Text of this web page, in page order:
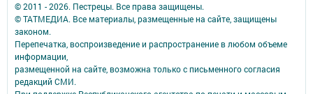
© 2011 - 2026. Пестрецы. Все права защищены.
© ТАТМЕДИА. Все материалы, размещенные на сайте, защищены
законом.
Перепечатка, воспроизведение и распространение в любом объеме
информации,
размещенной на сайте, возможна только с письменного согласия
редакций СМИ.